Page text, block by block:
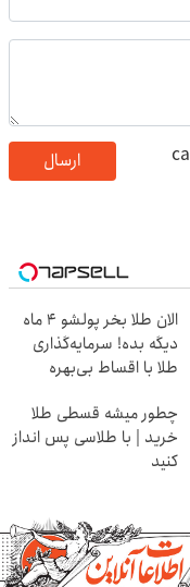
ارسال
الان طلا بخر پولشو 4 ماه
دیگه بده! سرمایه‌گذاری
طلا با اقساط بی‌بهره
چطور میشه قسطی طلا
خرید | با طلاسی پس انداز
کنید